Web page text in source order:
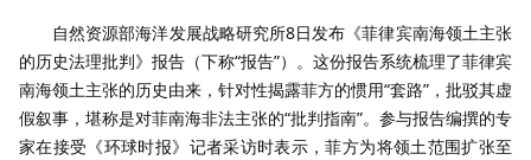
自然资源部海洋发展战略研究所8日发布《菲律宾南海领土主张
的历史法理批判》报告（下称“报告”）。这份报告系统梳理了菲律宾
南海领土主张的历史由来，针对性揭露菲方的惯用“套路”，批驳其虚
假叙事，堪称是对菲南海非法主张的“批判指南”。参与报告编撰的专
家在接受《环球时报》记者采访时表示，菲方为将领土范围扩张至